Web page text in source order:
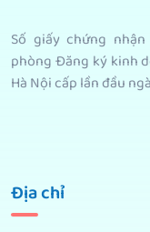
Số giấy chứng
phòng Đăng ký kinh
Hà Nội cấp lần đầu
Địa chỉ